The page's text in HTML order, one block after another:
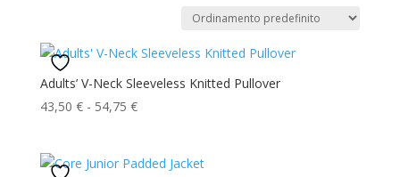
Adults’ V-Neck Sleeveless Knitted Pullover
43,50 € - 54,75 €Fascia
da